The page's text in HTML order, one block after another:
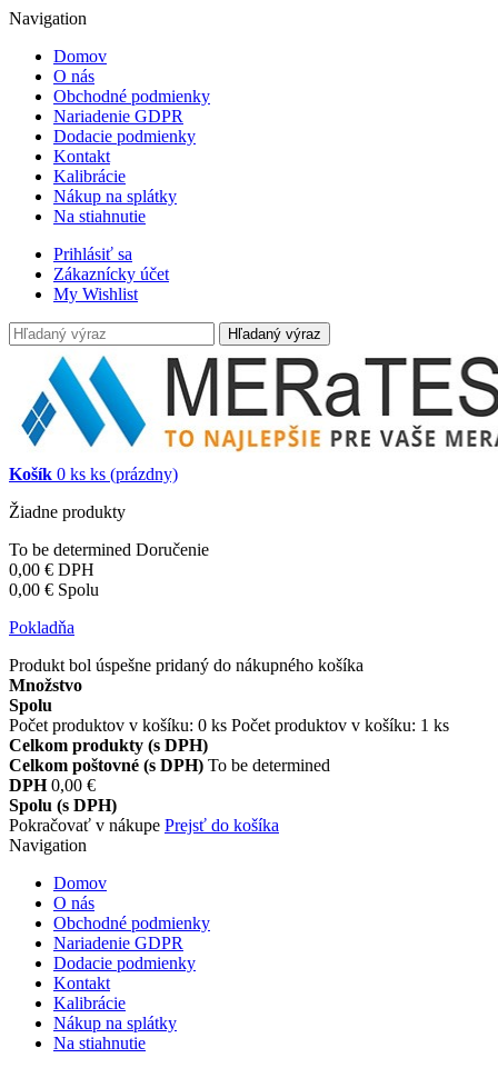
Navigation
Domov
O nás
Obchodné podmienky
Nariadenie GDPR
Dodacie podmienky
Kontakt
Kalibrácie
Nákup na splátky
Na stiahnutie
Prihlásiť sa
Zákaznícky účet
My Wishlist
Hľadaný výraz
Košík 0 ks ks (prázdny)
Žiadne produkty
To be determined Doručenie
0,00 € DPH
0,00 € Spolu
Pokladňa
Produkt bol úspešne pridaný do nákupného košíka
Množstvo
Spolu
Počet produktov v košíku: 0 ks Počet produktov v košíku: 1 ks
Celkom produkty (s DPH)
Celkom poštovné (s DPH) To be determined
DPH 0,00 €
Spolu (s DPH)
Pokračovať v nákupe Prejsť do košíka
Navigation
Domov
O nás
Obchodné podmienky
Nariadenie GDPR
Dodacie podmienky
Kontakt
Kalibrácie
Nákup na splátky
Na stiahnutie